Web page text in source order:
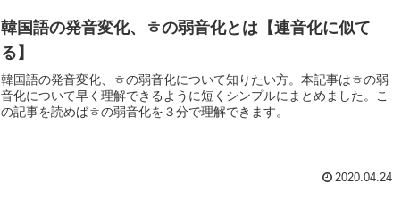
韓国語の発音変化、ㅎの弱音化とは【連音化に似て
る】
韓国語の発音変化、ㅎの弱音化について知りたい方。本記事はㅎの弱
音化について早く理解できるように短くシンプルにまとめました。こ
の記事を読めばㅎの弱音化を３分で理解できます。
2020.04.24